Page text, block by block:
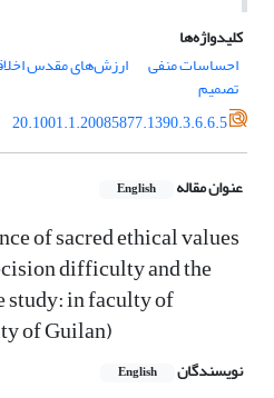
کلیدواژه‌ها
احساسات منفی
ارزش‌های مقدس
تصمیم
20.1001.1.20085877.1390.3.6.6.5
عنوان مقاله English
of sacred ethical values
difficulty and the
study: in faculty of
of Guilan)
نویسندگان English